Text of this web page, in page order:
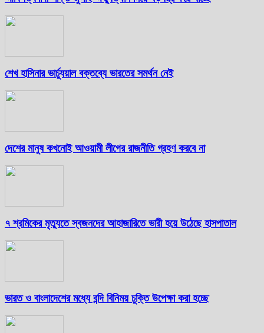
শেখ হাসিনার ভার্চ্যুয়াল বক্তব্যে ভারতের সমর্থন নেই
দেশের মানুষ কখনোই আওয়ামী লীগের রাজনীতি গ্রহণ করবে না
৭ শ্রমিকের মৃত্যুতে স্বজনদের আহাজারিতে ভারী হয়ে উঠেছে হাসপাতাল
ভারত ও বাংলাদেশের মধ্যে বন্দি বিনিময় চুক্তি উপেক্ষা করা হচ্ছে